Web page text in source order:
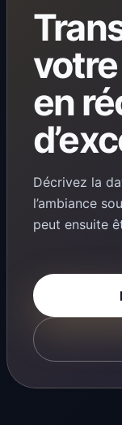
en
Décrivez la
l’ambiance
peut ensuite